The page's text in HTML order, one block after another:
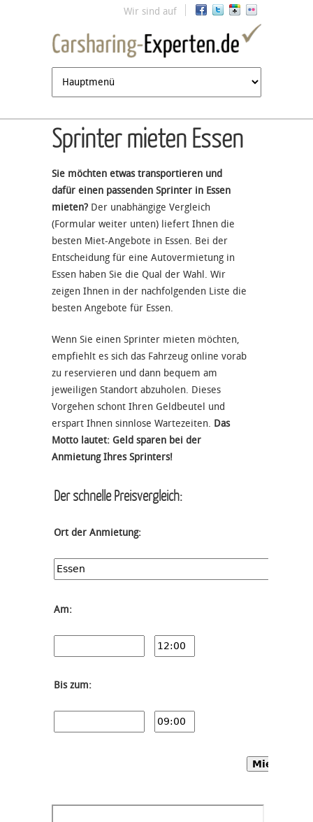
Jump to navigation
Wir sind auf
Sprinter mieten Essen
Sie möchten etwas transportieren und
dafür einen passenden Sprinter in Essen
mieten? Der unabhängige Vergleich
(Formular weiter unten) liefert Ihnen die
besten Miet-Angebote in Essen. Bei der
Entscheidung für eine Autovermietung in
Essen haben Sie die Qual der Wahl. Wir
zeigen Ihnen in der nachfolgenden Liste die
besten Angebote für Essen.
Wenn Sie einen Sprinter mieten möchten,
empfiehlt es sich das Fahrzeug online vorab
zu reservieren und dann bequem am
jeweiligen Standort abzuholen. Dieses
Vorgehen schont Ihren Geldbeutel und
erspart Ihnen sinnlose Wartezeiten. Das
Motto lautet: Geld sparen bei der
Anmietung Ihres Sprinters!
Der schnelle Preisvergleich:
Ort der Anmietung:
Am:
Bis zum: